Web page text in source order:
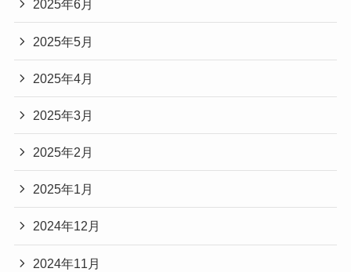
2025年6月
2025年5月
2025年4月
2025年3月
2025年2月
2025年1月
2024年12月
2024年11月